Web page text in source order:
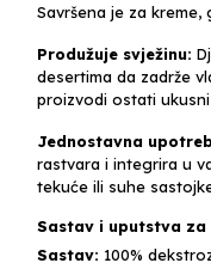
Savršena je za kreme,
Produžuje svježinu:
desertima da zadrže
proizvodi ostati ukusni
Jednostavna
rastvara i integrira u
tekuće ili suhe
Sastav i uputstva za
Sastav: 100%